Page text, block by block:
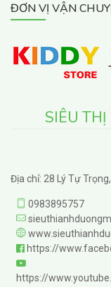
ĐƠN VỊ VẬN
SIÊU
Địa chỉ: 28 Lý Tự
0983895757
https://
https://